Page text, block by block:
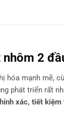
2
mạnh mẽ,
phát triển rất
xác, tiết